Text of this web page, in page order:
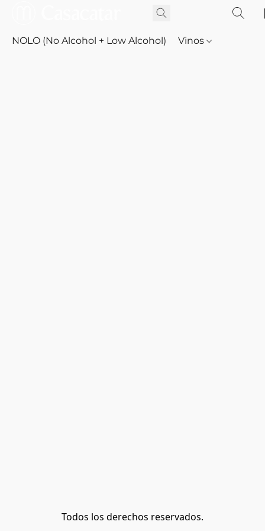
NOLO (No Alcohol + Low Alcohol) Vinos
Todos los derechos reservados.